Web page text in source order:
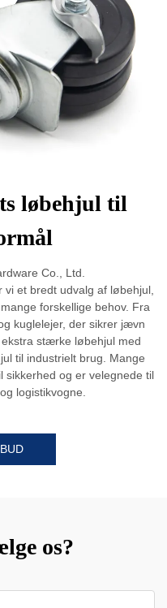
løbehjul til
Co., Ltd.
et bredt udvalg af løbehjul,
forskellige behov. Fra
kuglelejer, der sikrer jævn
stærke løbehjul med
til industrielt brug. Mange
sikkerhed og er velegnede til
logistikvogne.
os?